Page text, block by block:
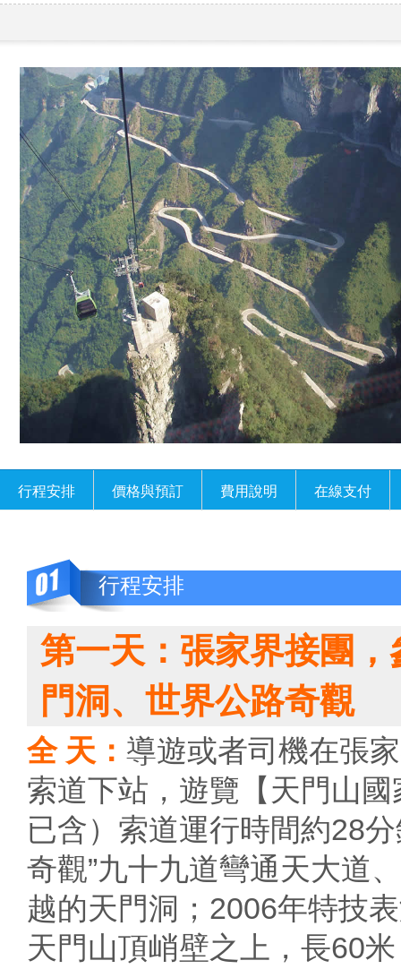
行程安排 價格與預訂 費用說明 在線支付
行程安排
第一天：張家界接團
門洞、世界公路奇觀
全 天： 導遊或者司機在張
索道下站，遊覽【天門山
已含）索道運行時間約28
奇觀”九十九道彎通天大道
越的天門洞；2006年特技
天門山頂峭壁之上，長60